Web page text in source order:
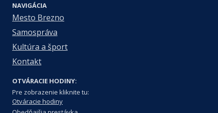
NAVIGÁCIA
Mesto Brezno
Samospráva
Kultúra a šport
Kontakt
OTVÁRACIE HODINY:
Pre zobrazenie kliknite tu:
Otváracie hodiny